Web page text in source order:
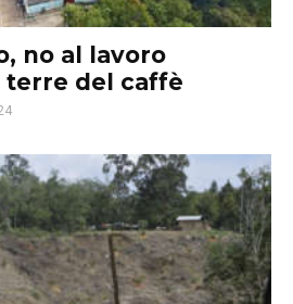
no al lavoro
del caffè